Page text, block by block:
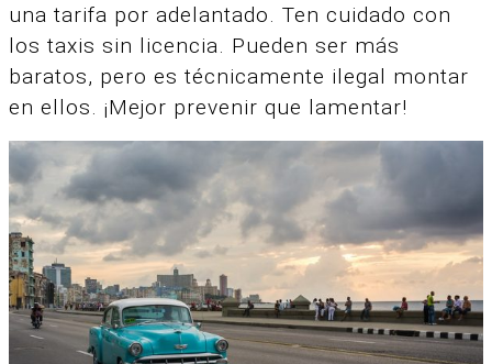
una tarifa por adelantado. Ten cuidado con
los taxis sin licencia. Pueden ser más
baratos, pero es técnicamente ilegal montar
en ellos. ¡Mejor prevenir que lamentar!